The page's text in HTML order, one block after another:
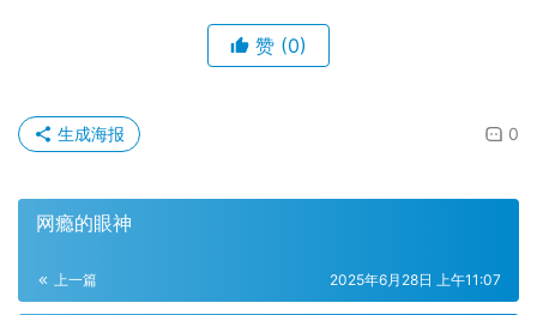
赞 (0)
0
生成海报
网瘾的眼神
上一篇 2025年6月28日 上午11:07